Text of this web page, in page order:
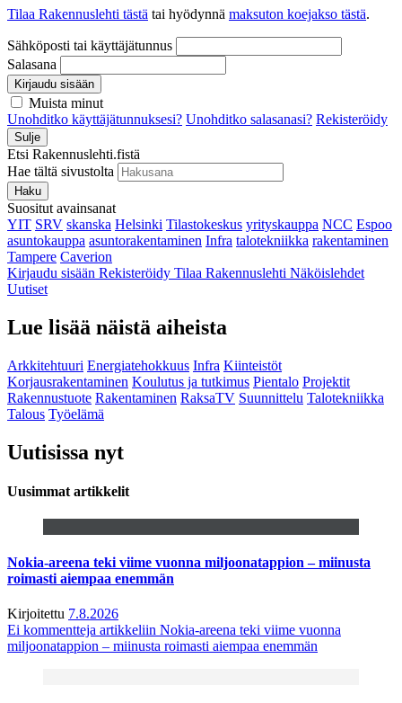
Tilaa Rakennuslehti tästä tai hyödynnä maksuton koejakso tästä.
Sähköposti tai käyttäjätunnus
Salasana
Kirjaudu sisään
Muista minut
Unohditko käyttäjätunnuksesi? Unohditko salasanasi? Rekisteröidy
Sulje
Etsi Rakennuslehti.fistä
Hae tältä sivustolta
Haku
Suositut avainsanat
YIT SRV skanska Helsinki Tilastokeskus yrityskauppa NCC Espoo
asuntokauppa asuntorakentaminen Infra talotekniikka rakentaminen
Tampere Caverion
Kirjaudu sisään Rekisteröidy Tilaa Rakennuslehti Näköislehdet
Uutiset
Lue lisää näistä aiheista
Arkkitehtuuri Energiatehokkuus Infra Kiinteistöt
Korjausrakentaminen Koulutus ja tutkimus Pientalo Projektit
Rakennustuote Rakentaminen RaksaTV Suunnittelu Talotekniikka
Talous Työelämä
Uutisissa nyt
Uusimmat artikkelit
Nokia-areena teki viime vuonna miljoonatappion – miinusta
roimasti aiempaa enemmän
Kirjoitettu 7.8.2026
Ei kommentteja artikkeliin Nokia-areena teki viime vuonna
miljoonatappion – miinusta roimasti aiempaa enemmän